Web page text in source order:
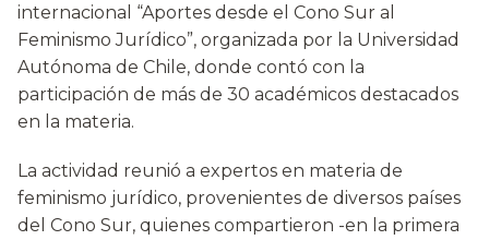
internacional “Aportes desde el Cono Sur al
Feminismo Jurídico”, organizada por la Universidad
Autónoma de Chile, donde contó con la
participación de más de 30 académicos destacados
en la materia.
La actividad reunió a expertos en materia de
feminismo jurídico, provenientes de diversos países
del Cono Sur, quienes compartieron -en la primera